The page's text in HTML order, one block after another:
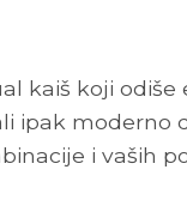
kaiš koji
ipak moderno
i vaših